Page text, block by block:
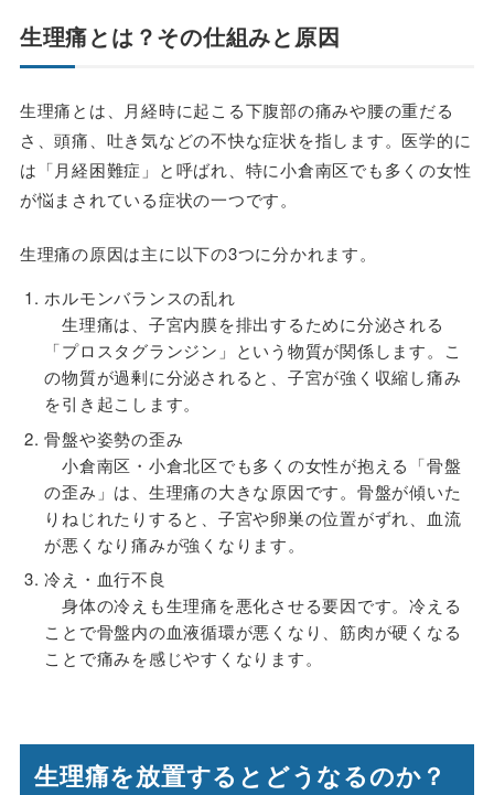
生理痛とは？その仕組みと原因
生理痛とは、月経時に起こる下腹部の痛みや腰の重だる
さ、頭痛、吐き気などの不快な症状を指します。医学的に
は「月経困難症」と呼ばれ、特に小倉南区でも多くの女性
が悩まされている症状の一つです。
生理痛の原因は主に以下の3つに分かれます。
ホルモンバランスの乱れ
生理痛は、子宮内膜を排出するために分泌される
「プロスタグランジン」という物質が関係します。こ
の物質が過剰に分泌されると、子宮が強く収縮し痛み
を引き起こします。
骨盤や姿勢の歪み
小倉南区・小倉北区でも多くの女性が抱える「骨盤
の歪み」は、生理痛の大きな原因です。骨盤が傾いた
りねじれたりすると、子宮や卵巣の位置がずれ、血流
が悪くなり痛みが強くなります。
冷え・血行不良
身体の冷えも生理痛を悪化させる要因です。冷える
ことで骨盤内の血液循環が悪くなり、筋肉が硬くなる
ことで痛みを感じやすくなります。
生理痛を放置するとどうなるのか？